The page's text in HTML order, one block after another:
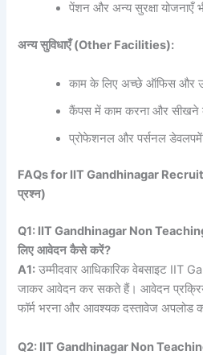
पेंशन और अन्य सुरक्षा योजनाएँ
अन्य सुविधाएँ(Other Facilities):
काम के लिए अच्छे ऑफिस और
कैंपस में काम करना और सीखने
प्रोफेशनल और पर्सनल
FAQs for IIT Gandhinagar
प्रश्न)
Q1: IIT Gandhinagar Non
लिए आवेदन कैसे करें?
A1: उम्मीदवार आधिकारिक वेबसाइट IIT
जाकर आवेदन कर सकते हैं। आवेदन
फॉर्म भरना और आवश्यक दस्तावेज अपलोड
Q2: IIT Gandhinagar Non